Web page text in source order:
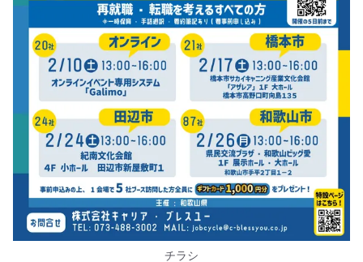
チラシ